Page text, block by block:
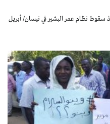
سقوط نظام عمر البشير في نيسان/ أبريل